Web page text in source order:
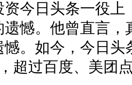
今日头条一役
憾。他曾直言
。如今，今日头
超过百度、美团